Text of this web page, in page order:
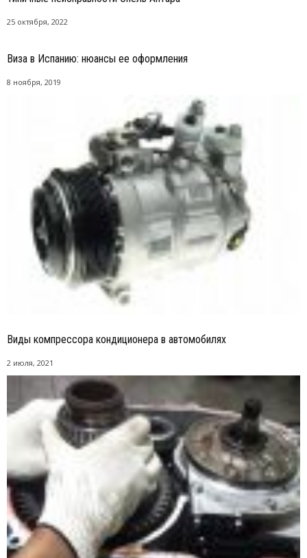
25 октября, 2022
Виза в Испанию: нюансы ее оформления
8 ноября, 2019
Виды компрессора кондиционера в автомобилях
2 июля, 2021